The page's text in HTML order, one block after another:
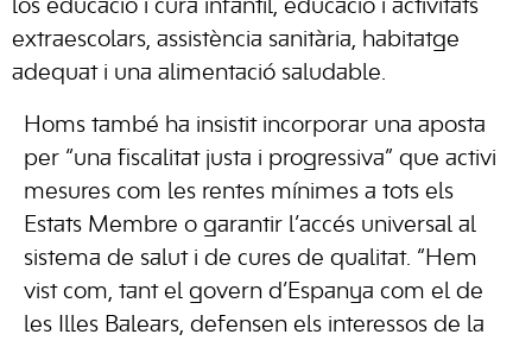
los educació i cura infantil, educació i activitats
extraescolars, assistència sanitària, habitatge
adequat i una alimentació saludable.
Homs també ha insistit incorporar una aposta
per “una fiscalitat justa i progressiva” que activi
mesures com les rentes mínimes a tots els
Estats Membre o garantir l’accés universal al
sistema de salut i de cures de qualitat. “Hem
vist com, tant el govern d’Espanya com el de
les Illes Balears, defensen els interessos de la